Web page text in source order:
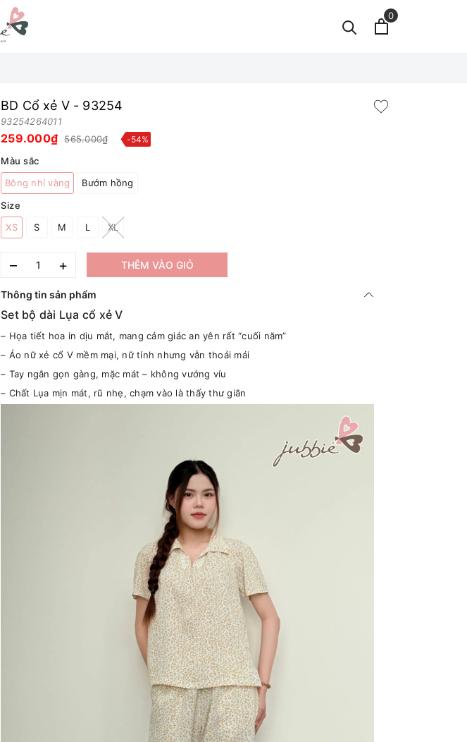
0
BD Cổ xẻ V - 93254
93254264011
259.000₫ 565.000₫ -54%
Màu sắc
Bông nhí vàng
Bướm hồng
Size
XS
S M L XL
– + THÊM VÀO GIỎ
Thông tin sản phẩm
Set bộ dài Lụa cổ xẻ V
– Họa tiết hoa in dịu mắt, mang cảm giác an yên rất “cuối năm”
– Áo nữ xẻ cổ V mềm mại, nữ tính nhưng vẫn thoải mái
– Tay ngắn gọn gàng, mặc mát – không vướng víu
– Chất Lụa mịn mát, rũ nhẹ, chạm vào là thấy thư giãn